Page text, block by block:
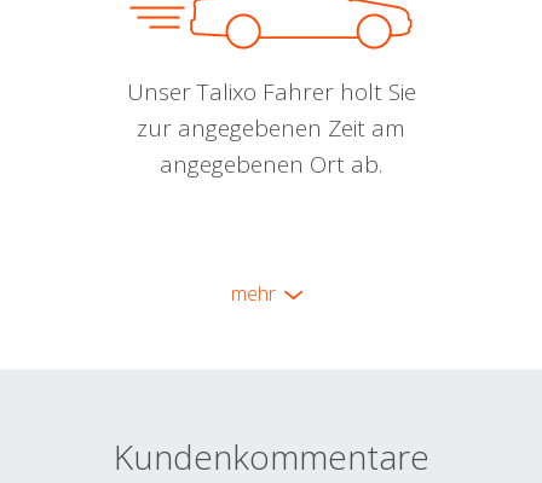
Unser Talixo Fahrer holt Sie
zur angegebenen Zeit am
angegebenen Ort ab.
mehr
Kundenkommentare